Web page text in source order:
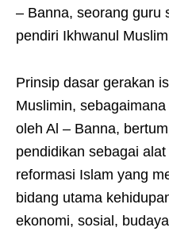
– Banna, seorang guru
pendiri Ikhwanul
Prinsip dasar gerakan
Muslimin,
oleh Al – Banna,
pendidikan sebagai
reformasi Islam yang
bidang utama
ekonomi, sosial,